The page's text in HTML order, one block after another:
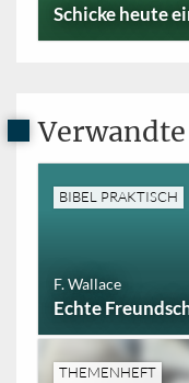
Schicke heute
BIBEL PRAKTISCH
F. Wallace
Echte
THEMENHEFT